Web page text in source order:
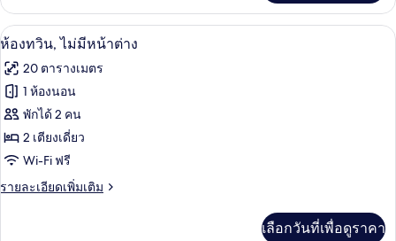
เกี่ยว
กับ
ห้อง
ลี
ทดับเบิล
เปิด
ภาพถ่าย
ทั้งหมด
ของ
ห้อง
ทวิน,
ไม่มี
ห้องทวิน, ไม่มีหน้าต่าง | 1 ห้องนอน, ตู้
9
ห้องทวิน, ไม่มีหน้าต่าง
20 ตารางเมตร
1 ห้องนอน
พักได้ 2 คน
2 เตียงเดี่ยว
Wi-Fi ฟรี
รายละเอียดเพิ่มเติม
ราย
เลือกวันที่เพื่อดูราคา